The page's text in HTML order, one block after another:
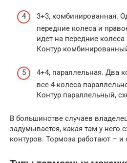
3+3, комбинированная.
передние колеса и
идет на передние
Контур
4+4, параллельная. Два
все 4 колеса
Контур параллельный,
В большинстве случаев
задумывается, какая там у него
контуров. Тормоза работают – и